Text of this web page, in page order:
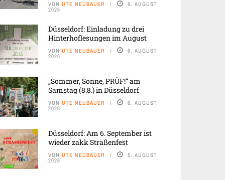
VON UTE NEUBAUER 6. AUGUST
2026
Düsseldorf: Einladung zu drei
Hinterhoflesungen im August
VON UTE NEUBAUER 6. AUGUST
2026
„Sommer, Sonne, PRÜF!“ am
Samstag (8.8.) in Düsseldorf
VON UTE NEUBAUER 6. AUGUST
2026
Düsseldorf: Am 6. September ist
wieder zakk Straßenfest
VON UTE NEUBAUER 5. AUGUST
2026